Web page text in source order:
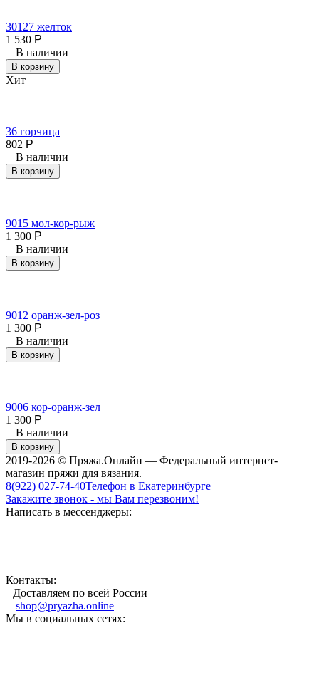
30127 желток
1 530 Р
В наличии
В корзину
Хит
36 горчица
802 Р
В наличии
В корзину
9015 мол-кор-рыж
1 300 Р
В наличии
В корзину
9012 оранж-зел-роз
1 300 Р
В наличии
В корзину
9006 кор-оранж-зел
1 300 Р
В наличии
В корзину
2019-2026 © Пряжа.Онлайн — Федеральный интернет-
магазин пряжи для вязания.
8(922) 027-74-40Телефон в Екатеринбурге
Закажите звонок - мы Вам перезвоним!
Написать в мессенджеры:
Контакты:
Доставляем по всей России
shop@pryazha.online
Мы в социальных сетях: